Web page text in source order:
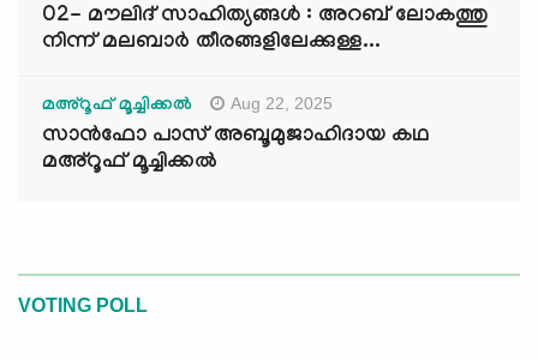
02- മൗലിദ് സാഹിത്യങ്ങൾ : അറബ് ലോകത്തു
നിന്ന് മലബാർ തീരങ്ങളിലേക്കുള്ള...
മഅ്റൂഫ് മൂച്ചിക്കല്‍ Aug 22, 2025
സാൻഫോ പാസ് അബൂമുജാഹിദായ കഥ
മഅ്റൂഫ് മൂച്ചിക്കല്‍
VOTING POLL